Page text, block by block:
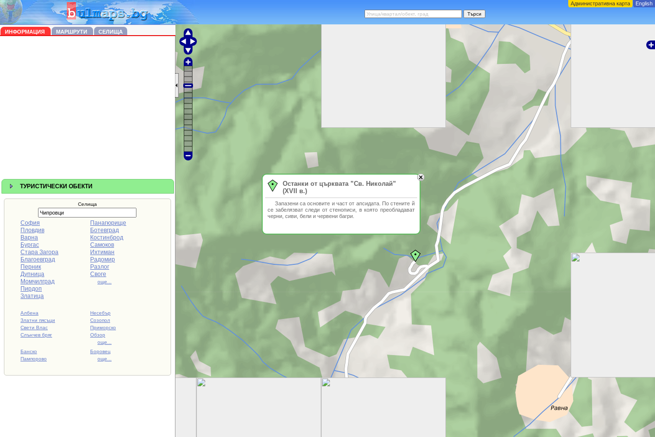
ИНФОРМАЦИЯ МАРШРУТИ СЕЛИЩА
ТУРИСТИЧЕСКИ ОБЕКТИ
Селища
София
Пловдив
Варна
Бургас
Стара Загора
Благоевград
Перник
Дупница
Момчилград
Пирдоп
Златица
Панагюрище
Ботевград
Костинброд
Самоков
Ихтиман
Радомир
Разлог
Своге
още...
Албена
Златни пясъци
Свети Влас
Слънчев бряг
Несебър
Созопол
Приморско
Обзор
още...
Банско
Пампорово
Боровец
още...
Останки от църквата ”Св. Николай”
(ХVІІ в.)
Запазени са основите и част от апсидата. По стените й
се забелязват следи от стенописи, в която преобладават
черни, сиви, бели и червени багри.
Административна карта English